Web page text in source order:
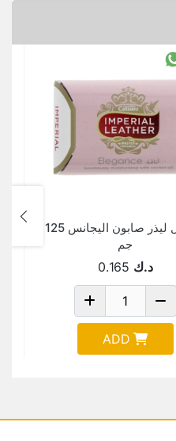
امبريال ليذر صابون اليجانس 125
جم
د.ك 0.165
ADD